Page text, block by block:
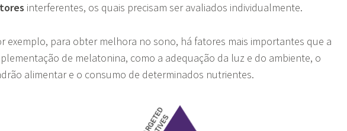
interferentes, os quais precisam ser avaliados individualmente.
exemplo, para obter melhora no sono, há fatores mais importantes que a
de melatonina, como a adequação da luz e do ambiente, o
alimentar e o consumo de determinados nutrientes.